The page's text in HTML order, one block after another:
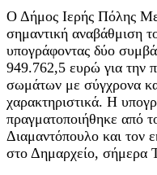
Ο Δήμος Ιερής Πόλης
σημαντική αναβάθμιση
υπογράφοντας δύο
949.762,5 ευρώ για την
σωμάτων με σύγχρονα
χαρακτηριστικά. Η
πραγματοποιήθηκε από
Διαμαντόπουλο και τον
στο Δημαρχείο, σήμερα